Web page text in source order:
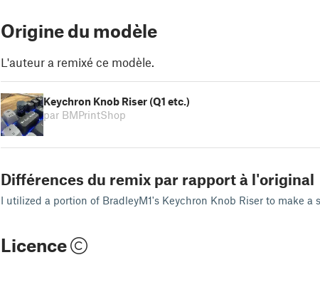
Origine du modèle
L'auteur a remixé ce modèle.
Keychron Knob Riser (Q1 etc.)
par BMPrintShop
Différences du remix par rapport à l'original
I utilized a portion of BradleyM1's Keychron Knob Riser to make a
Licence